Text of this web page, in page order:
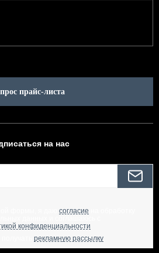
прайс-листа
на нас
согласие
конфиденциальности
рекламную рассылку